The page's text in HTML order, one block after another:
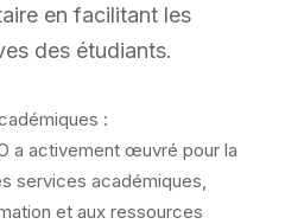
en facilitant les
des étudiants.
:
a activement œuvré pour la
services académiques,
et aux ressources